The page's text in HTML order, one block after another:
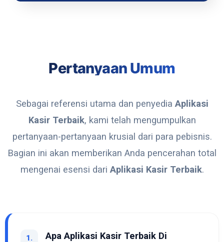
Pertanyaan Umum
Sebagai referensi utama dan penyedia Aplikasi
Kasir Terbaik, kami telah mengumpulkan
pertanyaan-pertanyaan krusial dari para pebisnis.
Bagian ini akan memberikan Anda pencerahan total
mengenai esensi dari Aplikasi Kasir Terbaik.
1. Apa Aplikasi Kasir Terbaik Di